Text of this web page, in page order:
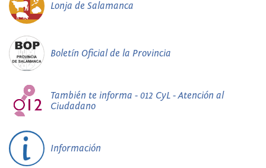
Lonja de Salamanca
Boletín Oficial de la Provincia
También te informa - 012 CyL - Atención al
Ciudadano
Información